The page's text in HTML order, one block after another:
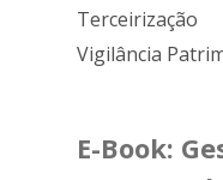
Terceirização
Vigilância
E-Book: